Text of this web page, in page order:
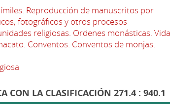
Reproducción de manuscritos por
fotográficos y otros procesos
religiosas. Ordenes monásticas.
Conventos. Conventos de monjas.
CON LA CLASIFICACIÓN 271.4 : 940.1